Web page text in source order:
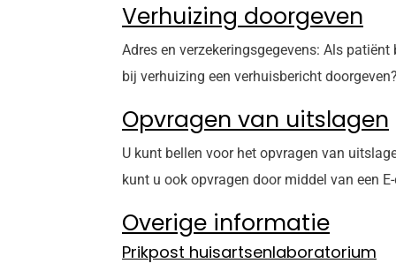
Verhuizing doorgeven
Adres en verzekeringsgegevens: Als
bij verhuizing een verhuisbericht
Opvragen van uitslagen
U kunt bellen voor het opvragen van
kunt u ook opvragen door middel van een
Overige informatie
Prikpost huisartsenlaboratorium